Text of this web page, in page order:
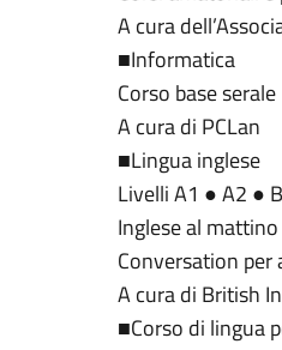
A cura
■Informatica
Corso base serale
A cura di PCLan
■Lingua inglese
Livelli A1 ● A2 ●
Inglese al mattino
Conversation per
A cura di British
■Corso di lingua